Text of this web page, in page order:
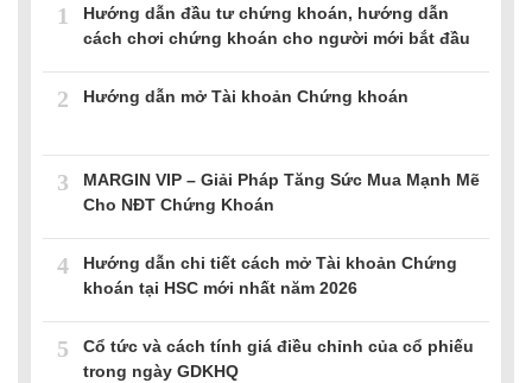
1
Hướng dẫn đầu tư chứng khoán, hướng dẫn
cách chơi chứng khoán cho người mới bắt đầu
2 Hướng dẫn mở Tài khoản Chứng khoán
3
MARGIN VIP – Giải Pháp Tăng Sức Mua Mạnh Mẽ
Cho NĐT Chứng Khoán
4
Hướng dẫn chi tiết cách mở Tài khoản Chứng
khoán tại HSC mới nhất năm 2026
5
Cổ tức và cách tính giá điều chỉnh của cổ phiếu
trong ngày GDKHQ